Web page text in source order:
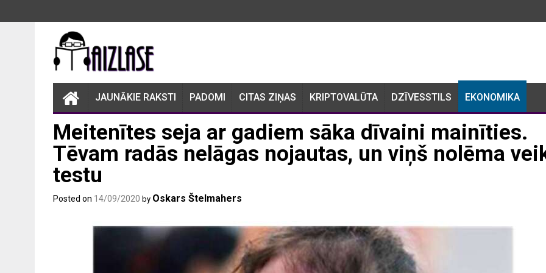
JAUNĀKIE RAKSTI PADOMI CITAS ZIŅAS KRIPTOVALŪTA DZĪVESSTILS EKONOMIKA
Meitenītes seja ar gadiem sāka dīvaini mainīties.
Tēvam radās nelāgas nojautas, un viņš nolēma
testu
Posted on 14/09/2020 by Oskars Štelmahers